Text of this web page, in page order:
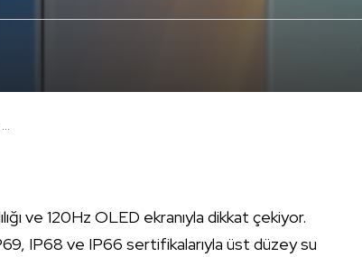
ve 120Hz OLED ekranıyla dikkat çekiyor.
IP68 ve IP66 sertifikalarıyla üst düzey su